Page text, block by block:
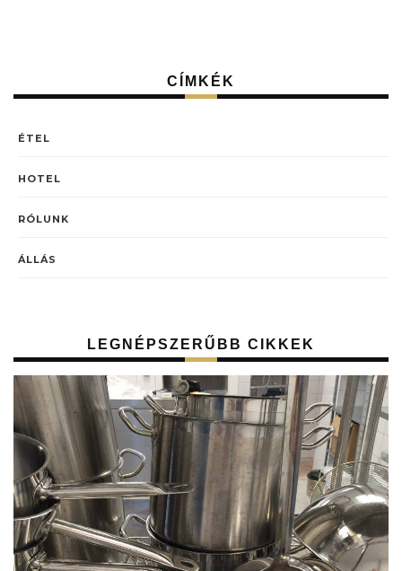
CÍMKÉK
ÉTEL
HOTEL
RÓLUNK
ÁLLÁS
LEGNÉPSZERŰBB CIKKEK